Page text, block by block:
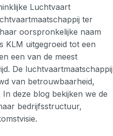
Luchtvaart
ter
oorspronkelijke naam
KLM uitgegroeid tot een
een van de meest
De luchtvaartmaatschappij
van betrouwbaarheid,
deze blog bekijken we de
bedrijfsstructuur,